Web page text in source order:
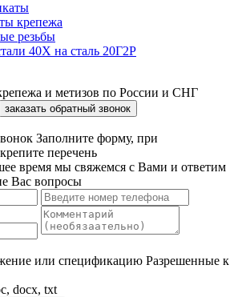
крепежа
резьбы
40Х на сталь 20Г2Р
и метизов по России и СНГ
заказать обратный звонок
Заполните форму, при
перечень
время мы свяжемся с Вами и ответим
Вас вопросы
или спецификацию Разрешенные к
docx, txt